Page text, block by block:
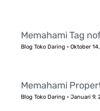
Memahami Tag
Blog Toko Daring •Oktober
Memahami
Blog Toko Daring •Januari 9,